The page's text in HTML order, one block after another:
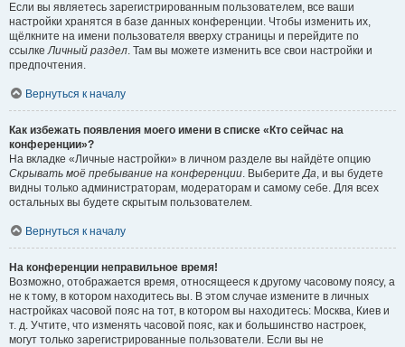
Если вы являетесь зарегистрированным пользователем, все ваши
настройки хранятся в базе данных конференции. Чтобы изменить их,
щёлкните на имени пользователя вверху страницы и перейдите по
ссылкеЛичный раздел. Там вы можете изменить все свои настройки и
предпочтения.
Вернуться к началу
Как избежать появления моего имени в списке «Кто сейчас на
конференции»?
На вкладке «Личные настройки» в личном разделе вы найдёте опцию
Скрывать моё пребывание на конференции. ВыберитеДа, и вы будете
видны только администраторам, модераторам и самому себе. Для всех
остальных вы будете скрытым пользователем.
Вернуться к началу
На конференции неправильное время!
Возможно, отображается время, относящееся к другому часовому поясу, а
не к тому, в котором находитесь вы. В этом случае измените в личных
настройках часовой пояс на тот, в котором вы находитесь: Москва, Киев и
т. д. Учтите, что изменять часовой пояс, как и большинство настроек,
могут только зарегистрированные пользователи. Если вы не